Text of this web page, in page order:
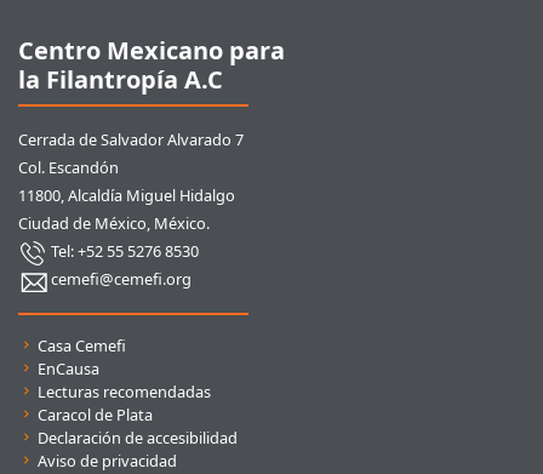
Centro Mexicano para
la Filantropía A.C
Cerrada de Salvador Alvarado 7
Col. Escandón
11800, Alcaldía Miguel Hidalgo
Ciudad de México, México.
Tel: +52 55 5276 8530
cemefi@cemefi.org
Casa Cemefi
EnCausa
Lecturas recomendadas
Caracol de Plata
Declaración de accesibilidad
Aviso de privacidad